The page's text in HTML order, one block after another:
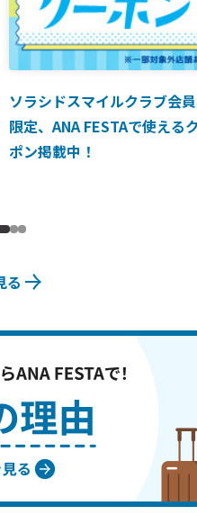
ソラシドスマイルクラブ会
限定、ANA FESTAで使える
ポン掲載中！
る